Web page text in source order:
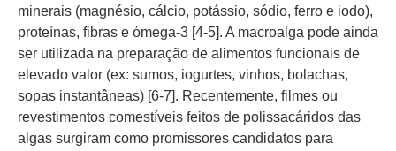
minerais (magnésio, cálcio, potássio, sódio, ferro e iodo),
proteínas, fibras e ómega-3 [4-5]. A macroalga pode ainda
ser utilizada na preparação de alimentos funcionais de
elevado valor (ex: sumos, iogurtes, vinhos, bolachas,
sopas instantâneas) [6-7]. Recentemente, filmes ou
revestimentos comestíveis feitos de polissacáridos das
algas surgiram como promissores candidatos para